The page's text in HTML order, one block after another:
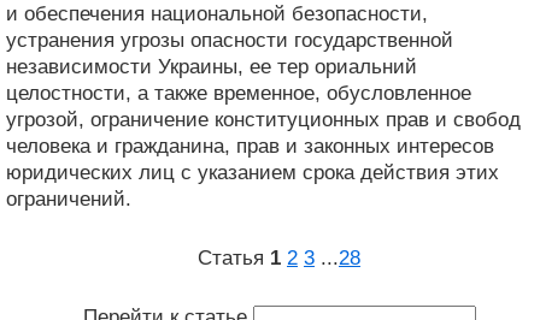
и обеспечения национальной безопасности,
устранения угрозы опасности государственной
независимости Украины, ее тер ориальний
целостности, а также временное, обусловленное
угрозой, ограничение конституционных прав и свобод
человека и гражданина, прав и законных интересов
юридических лиц с указанием срока действия этих
ограничений.
Статья 1 2 3 ...28